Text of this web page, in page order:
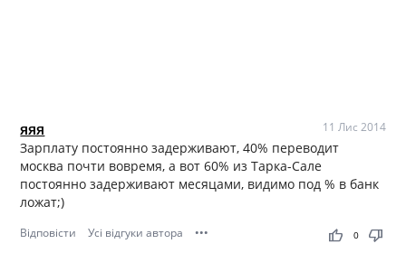
яяя 11 Лис 2014
Зарплату постоянно задерживают, 40% переводит
москва почти вовремя, а вот 60% из Тарка-Сале
постоянно задерживают месяцами, видимо под % в банк
ложат;)
Відповісти Усі відгуки автора ••• thumb_up thumb_down
0